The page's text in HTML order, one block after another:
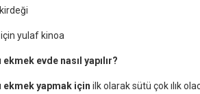
yulaf kinoa
ekmek evde nasıl yapılır?
ekmek yapmak için ilk olarak sütü çok ılık